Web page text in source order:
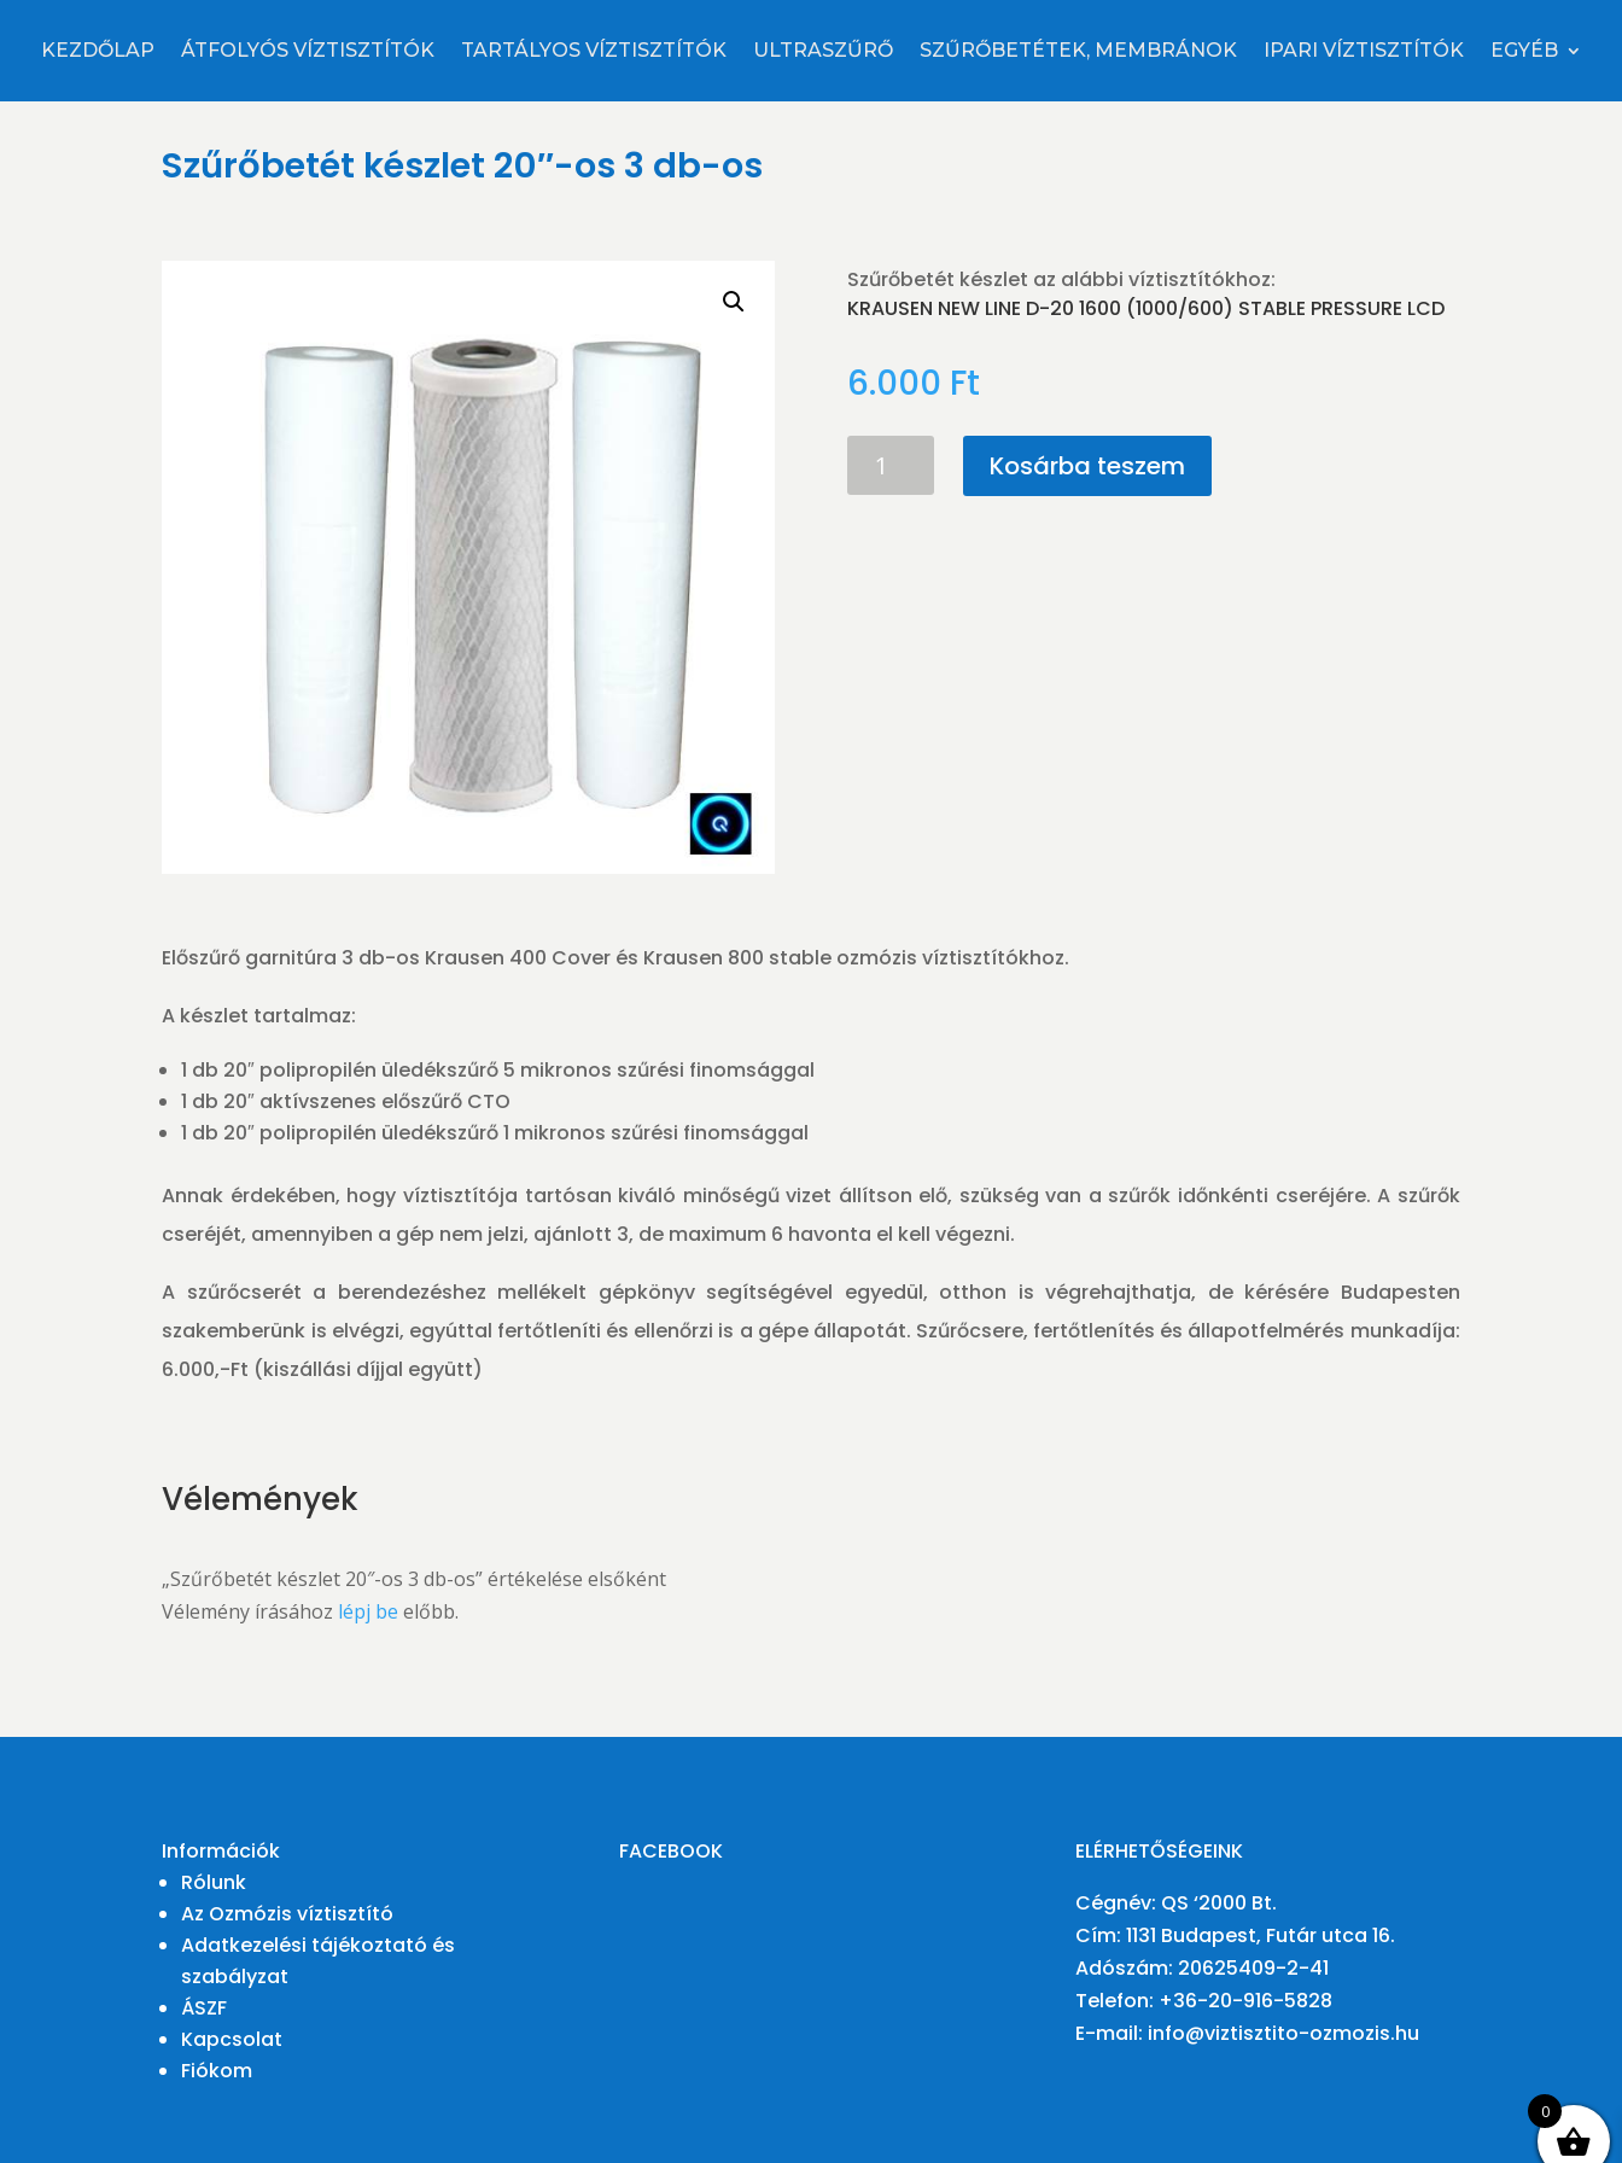
KEZDŐLAP ÁTFOLYÓS VÍZTISZTÍTÓK TARTÁLYOS VÍZTISZTÍTÓK ULTRASZŰRŐ SZŰRŐBETÉTEK, MEMBRÁNOK IPARI VÍZTISZTÍTÓK EGYÉB
Szűrőbetét készlet 20″-os 3 db-os
Szűrőbetét készlet az alábbi víztisztítókhoz:
KRAUSEN NEW LINE D-20 1600 (1000/600) STABLE PRESSURE LCD
6.000 Ft
készlet
Kosárba teszem
Előszűrő garnitúra 3 db-os Krausen 400 Cover és Krausen 800 stable ozmózis víztisztítókhoz.
A készlet tartalmaz:
1 db 20″ polipropilén üledékszűrő 5 mikronos szűrési finomsággal
1 db 20″ aktívszenes előszűrő CTO
1 db 20″ polipropilén üledékszűrő 1 mikronos szűrési finomsággal
Annak érdekében, hogy víztisztítója tartósan kiváló minőségű vizet állítson elő, szükség van a szűrők időnkénti cseréjére. A szűrők
cseréjét, amennyiben a gép nem jelzi, ajánlott 3, de maximum 6 havonta el kell végezni.
A szűrőcserét a berendezéshez mellékelt gépkönyv segítségével egyedül, otthon is végrehajthatja, de kérésére Budapesten
szakemberünk is elvégzi, egyúttal fertőtleníti és ellenőrzi is a gépe állapotát. Szűrőcsere, fertőtlenítés és állapotfelmérés munkadíja:
6.000,-Ft (kiszállási díjjal együtt)
Vélemények
„Szűrőbetét készlet 20″-os 3 db-os” értékelése elsőként
Vélemény írásához lépj be előbb.
Információk
Rólunk
Az Ozmózis víztisztító
Adatkezelési tájékoztató és
szabályzat
ÁSZF
Kapcsolat
Fiókom
FACEBOOK
ELÉRHETŐSÉGEINK
Cégnév: QS ‘2000 Bt.
Cím: 1131 Budapest, Futár utca 16.
Adószám: 20625409-2-41
Telefon: +36-20-916-5828
E-mail: info@viztisztito-ozmozis.hu
0